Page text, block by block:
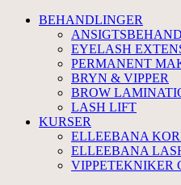
BEHANDLINGER
EYELASH
PERMANENT
BRYN & VIPPER
BROW
LASH LIFT
KURSER
ELLEEBANA
ELLEEBANA
VIPPETEKNIKER